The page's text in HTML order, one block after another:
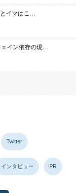
イマはこ…
イン依存の現…
Twitter
インタビュー PR